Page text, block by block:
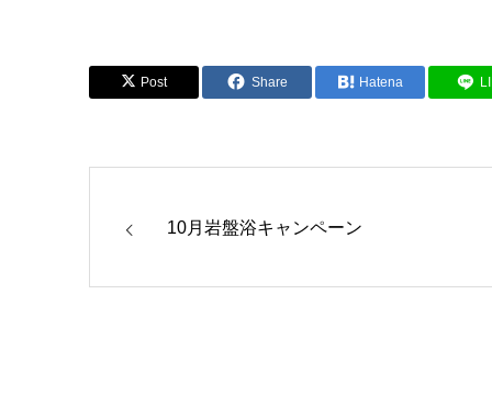
Post Share Hatena
10月岩盤浴キャンペーン